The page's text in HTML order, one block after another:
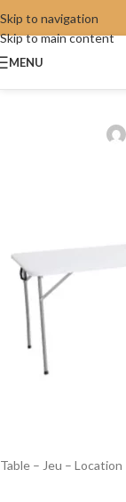
Skip to navigation
Skip to main content
MENU
Table – Jeu – Location